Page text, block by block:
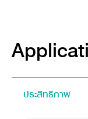
ประสิทธิภาพ